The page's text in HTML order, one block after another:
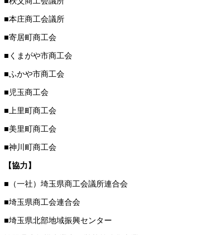
■本庄商工会議所
■寄居町商工会
■くまがや市商工会
■ふかや市商工会
■児玉商工会
■上里町商工会
■美里町商工会
■神川町商工会
【協力】
■（一社）埼玉県商工会議所連合会
■埼玉県商工会連合会
■埼玉県北部地域振興センター